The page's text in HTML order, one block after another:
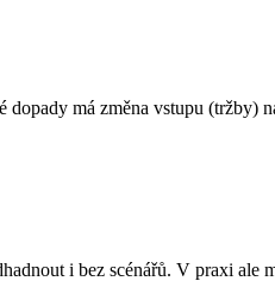
dopady má změna vstupu (tržby)
i bez scénářů. V praxi ale